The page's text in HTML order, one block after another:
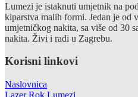
Lumezi je istaknuti umjetnik na
kiparstva malih formi. Jedan je od
umjetničkog nakita, sa više od 30
nakita. Živi i radi u Zagrebu.
Korisni linkovi
Naslovnica
Lazer Rok Lumezi